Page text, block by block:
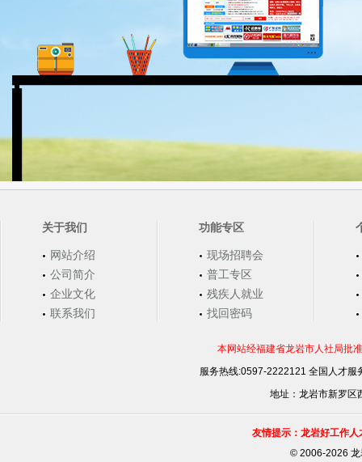
关于我们
网站介绍
公司简介
企业文化
联系我们
功能专区
现场招聘会
普工专区
残疾人就业
找回密码
本网站经福建省龙岩市人社局批
服务热线:0597-2222121 全国人才
地址：龙岩市新罗区
友情提示：龙岩好工作
©2006-2026 龙